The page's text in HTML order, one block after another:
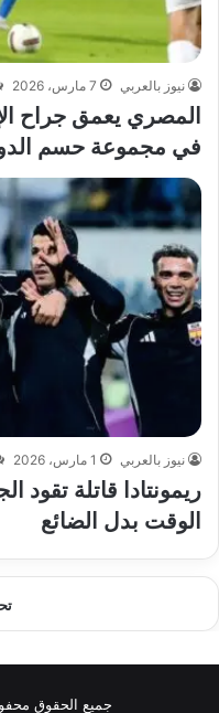
نيوز بالعربي 7 مارس، 2026
المصري يعمق جراح
في مجموعة حسم
نيوز بالعربي 1 مارس، 2026
ريمونتادا قاتلة تقود
الوقت بدل الضائع
جميع الحقوق محفوظة